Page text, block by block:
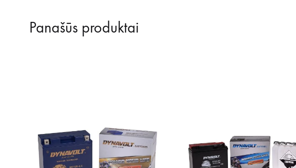
Panašūs produktai